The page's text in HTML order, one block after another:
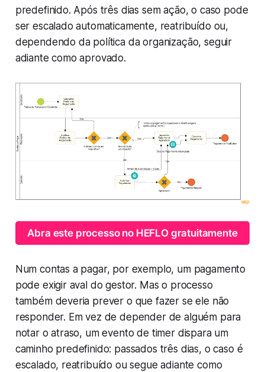
predefinido. Após três dias sem ação, o caso pode
ser escalado automaticamente, reatribuído ou,
dependendo da política da organização, seguir
adiante como aprovado.
Abra este processo no HEFLO gratuitamente
Num contas a pagar, por exemplo, um pagamento
pode exigir aval do gestor. Mas o processo
também deveria prever o que fazer se ele não
responder. Em vez de depender de alguém para
notar o atraso, um evento de timer dispara um
caminho predefinido: passados três dias, o caso é
escalado, reatribuído ou segue adiante como